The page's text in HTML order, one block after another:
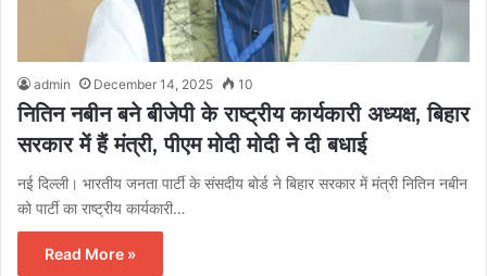
admin December 14, 2025 10
नितिन नबीन बने बीजेपी के राष्ट्रीय कार्यकारी अध्यक्ष, बिहार
सरकार में हैं मंत्री, पीएम मोदी मोदी ने दी बधाई
नई दिल्ली। भारतीय जनता पार्टी के संसदीय बोर्ड ने बिहार सरकार में मंत्री नितिन नबीन
को पार्टी का राष्ट्रीय कार्यकारी…
Read More »